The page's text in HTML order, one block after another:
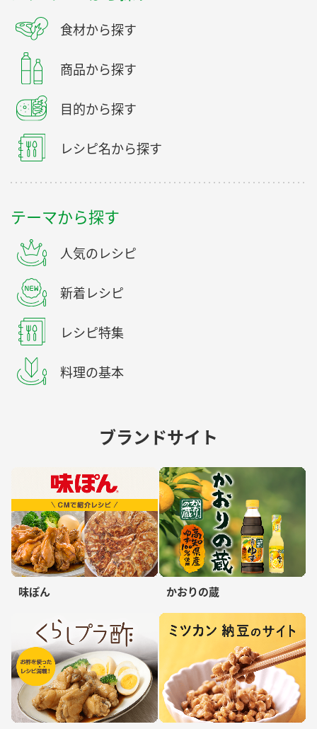
食材から探す
商品から探す
目的から探す
レシピ名から探す
テーマから探す
人気のレシピ
新着レシピ
レシピ特集
料理の基本
ブランドサイト
味ぽん かおりの蔵